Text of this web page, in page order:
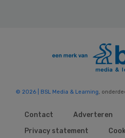
© 2026 | BSL Media & Learning,
Contact
Adverteren
Privacy statement